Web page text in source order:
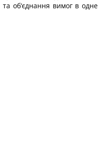
об‘єднання вимог в одне